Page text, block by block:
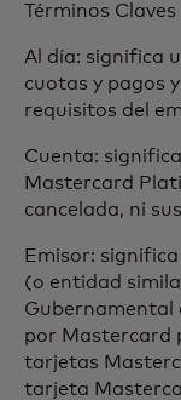
Términos
Al día: significa
cuotas y pagos
requisitos del
Cuenta:
Mastercard
cancelada, ni
Emisor:
(o entidad
Gubernamental
por Mastercard
tarjetas
tarjeta